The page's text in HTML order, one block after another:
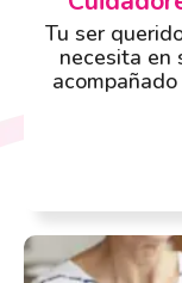
Tu ser
necesita en